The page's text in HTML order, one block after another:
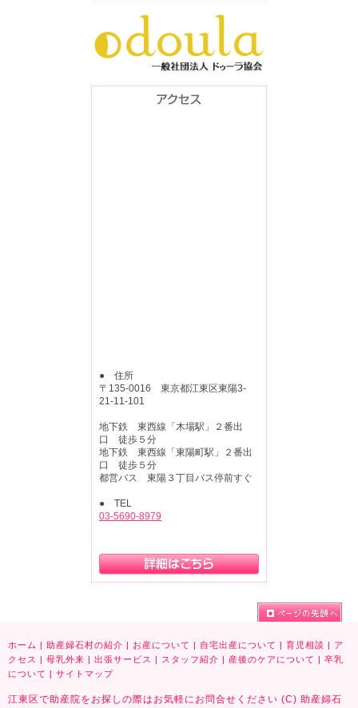
● 住所
〒135-0016 東京都江東区東陽3-
21-11-101
地下鉄 東西線「木場駅」２番出
口 徒歩５分
地下鉄 東西線「東陽町駅」２番出
口 徒歩５分
都営バス 東陽３丁目バス停前すぐ
● TEL
03-5690-8979
ホーム | 助産婦石村の紹介 | お産について | 自宅出産について | 育児相談 | ア
クセス
| 母乳外来 | 出張サービス | スタッフ紹介 | 産後のケアについて | 卒乳
について | サイトマップ
江東区で助産院をお探しの際はお気軽にお問合せください (C) 助産婦石